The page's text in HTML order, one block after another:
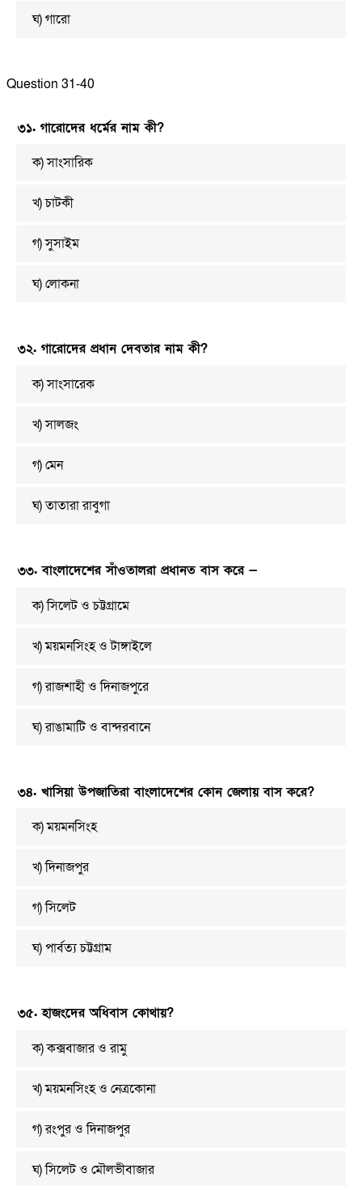
ঘ) গারো
Question 31-40
৩১. গারোদের ধর্মের নাম কী?
ক) সাংসারিক
খ) চাটকী
গ) সুসাইম
ঘ) লোকনা
৩২. গারোদের প্রধান দেবতার নাম কী?
ক) সাংসারেক
খ) সালজং
গ) মেন
ঘ) তাতারা রাবুগা
৩৩. বাংলাদেশের সাঁওতালরা প্রধানত বাস করে —
ক) সিলেট ও চট্টগ্রামে
খ) ময়মনসিংহ ও টাঙ্গাইলে
গ) রাজশাহী ও দিনাজপুরে
ঘ) রাঙামাটি ও বান্দরবানে
৩৪. খাসিয়া উপজাতিরা বাংলাদেশের কোন জেলায় বাস করে?
ক) ময়মনসিংহ
খ) দিনাজপুর
গ) সিলেট
ঘ) পার্বত্য চট্টগ্রাম
৩৫. হাজংদের অধিবাস কোথায়?
ক) কক্সবাজার ও রামু
খ) ময়মনসিংহ ও নেত্রকোনা
গ) রংপুর ও দিনাজপুর
ঘ) সিলেট ও মৌলভীবাজার